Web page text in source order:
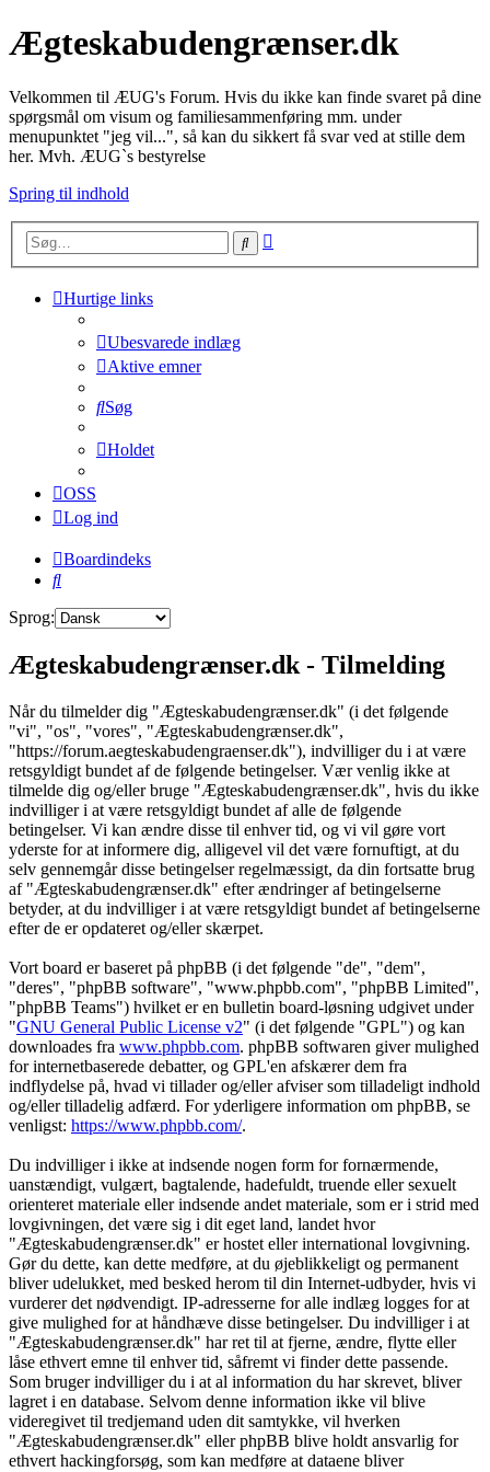
Ægteskabudengrænser.dk
Velkommen til ÆUG's Forum. Hvis du ikke kan finde svaret på dine
spørgsmål om visum og familiesammenføring mm. under
menupunktet "jeg vil...", så kan du sikkert få svar ved at stille dem
her. Mvh. ÆUG`s bestyrelse
Spring til indhold
Søg
Hurtige links
Ubesvarede indlæg
Aktive emner
Søg
Holdet
OSS
Log ind
Boardindeks
Søg
Sprog:
Ægteskabudengrænser.dk - Tilmelding
Når du tilmelder dig "Ægteskabudengrænser.dk" (i det følgende
"vi", "os", "vores", "Ægteskabudengrænser.dk",
"https://forum.aegteskabudengraenser.dk"), indvilliger du i at være
retsgyldigt bundet af de følgende betingelser. Vær venlig ikke at
tilmelde dig og/eller bruge "Ægteskabudengrænser.dk", hvis du ikke
indvilliger i at være retsgyldigt bundet af alle de følgende
betingelser. Vi kan ændre disse til enhver tid, og vi vil gøre vort
yderste for at informere dig, alligevel vil det være fornuftigt, at du
selv gennemgår disse betingelser regelmæssigt, da din fortsatte brug
af "Ægteskabudengrænser.dk" efter ændringer af betingelserne
betyder, at du indvilliger i at være retsgyldigt bundet af betingelserne
efter de er opdateret og/eller skærpet.
Vort board er baseret på phpBB (i det følgende "de", "dem",
"deres", "phpBB software", "www.phpbb.com", "phpBB Limited",
"phpBB Teams") hvilket er en bulletin board-løsning udgivet under
"GNU General Public License v2" (i det følgende "GPL") og kan
downloades fra www.phpbb.com. phpBB softwaren giver mulighed
for internetbaserede debatter, og GPL'en afskærer dem fra
indflydelse på, hvad vi tillader og/eller afviser som tilladeligt indhold
og/eller tilladelig adfærd. For yderligere information om phpBB, se
venligst: https://www.phpbb.com/.
Du indvilliger i ikke at indsende nogen form for fornærmende,
uanstændigt, vulgært, bagtalende, hadefuldt, truende eller sexuelt
orienteret materiale eller indsende andet materiale, som er i strid med
lovgivningen, det være sig i dit eget land, landet hvor
"Ægteskabudengrænser.dk" er hostet eller international lovgivning.
Gør du dette, kan dette medføre, at du øjeblikkeligt og permanent
bliver udelukket, med besked herom til din Internet-udbyder, hvis vi
vurderer det nødvendigt. IP-adresserne for alle indlæg logges for at
give mulighed for at håndhæve disse betingelser. Du indvilliger i at
"Ægteskabudengrænser.dk" har ret til at fjerne, ændre, flytte eller
låse ethvert emne til enhver tid, såfremt vi finder dette passende.
Som bruger indvilliger du i at al information du har skrevet, bliver
lagret i en database. Selvom denne information ikke vil blive
videregivet til tredjemand uden dit samtykke, vil hverken
"Ægteskabudengrænser.dk" eller phpBB blive holdt ansvarlig for
ethvert hackingforsøg, som kan medføre at dataene bliver